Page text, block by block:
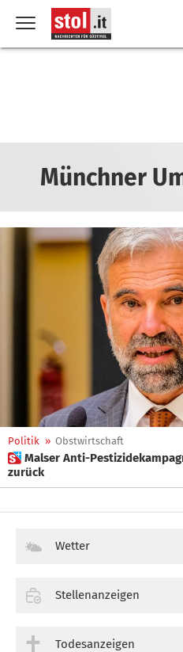
Münchner
Politik » Obstwirtschaft
 Malser Anti-Pestizidekampagne: Schuler zieht Anzeige
zurück
Wetter
Stellenanzeigen
Todesanzeigen